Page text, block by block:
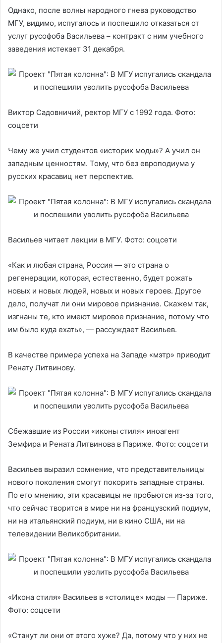
Однако, после волны народного гнева руководство
МГУ, видимо, испугалось и поспешило отказаться от
услуг русофоба Васильева – контракт с ним учебного
заведения истекает 31 декабря.
Виктор Садовничий, ректор МГУ с 1992 года. Фото:
соцсети
Чему же учил студентов «историк моды»? А учил он
западным ценностям. Тому, что без европодиума у
русских красавиц нет перспектив.
Васильев читает лекции в МГУ. Фото: соцсети
«Как и любая страна, Россия — это страна о
регенерации, которая, естественно, будет рожать
новых и новых людей, новых и новых героев. Другое
дело, получат ли они мировое признание. Скажем так,
изгнаны те, кто имеют мировое признание, потому что
им было куда ехать», — рассуждает Васильев.
В качестве примера успеха на Западе «мэтр» приводит
Ренату Литвинову.
Сбежавшие из России «иконы стиля» иноагент
Земфира и Рената Литвинова в Париже. Фото: соцсети
Васильев выразил сомнение, что представительницы
нового поколения смогут покорить западные страны.
По его мнению, эти красавицы не пробьются из-за того,
что сейчас творится в мире ни на французский подиум,
ни на итальянский подиум, ни в кино США, ни на
телевидении Великобритании.
«Икона стиля» Васильев в «столице» моды — Париже.
Фото: соцсети
«Станут ли они от этого хуже? Да, потому что у них не